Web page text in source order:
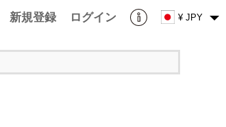
新規登録 ログイン ¥ JPY